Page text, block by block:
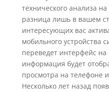
технического анализа
разница лишь в вашем
интересующих вас
мобильного устройства
переведет интерфейс
информация будет
просмотра на телефоне
Несколько лет назад